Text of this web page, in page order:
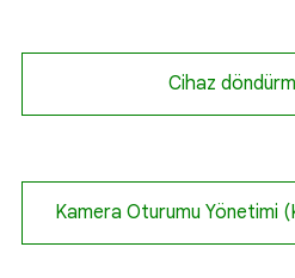
Cihaz
Kamera Oturumu Yönetimi